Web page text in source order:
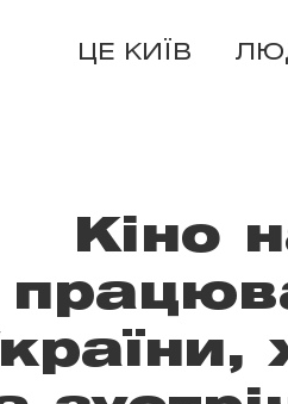
ЦЕ КИЇВ
Кіно